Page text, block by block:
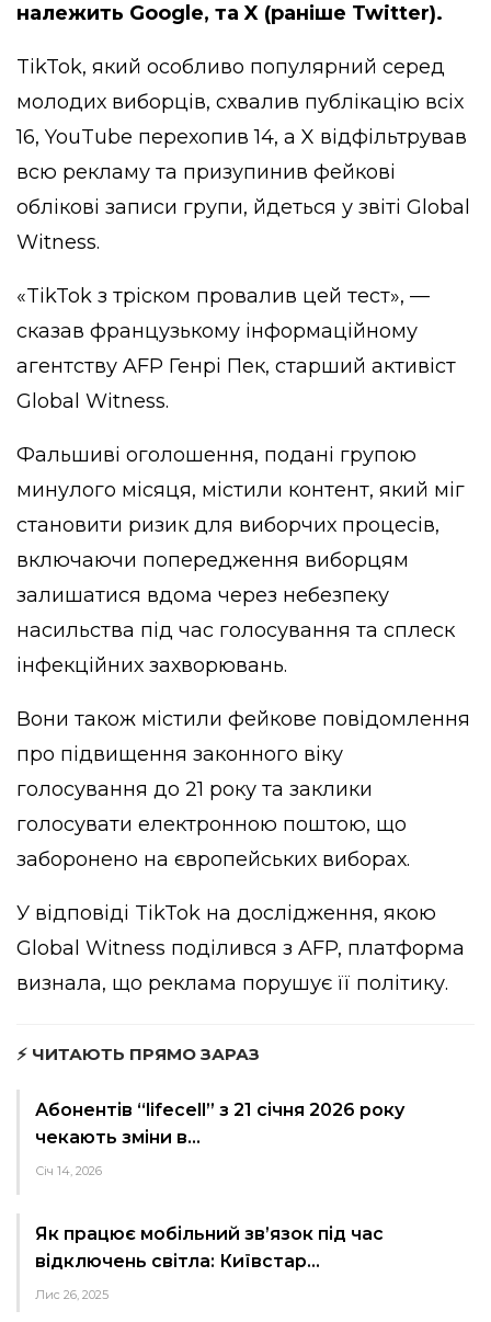
належить Google, та X (раніше Twitter).
TikTok, який особливо популярний серед
молодих виборців, схвалив публікацію всіх
16, YouTube перехопив 14, а X відфільтрував
всю рекламу та призупинив фейкові
облікові записи групи, йдеться у звіті Global
Witness.
«TikTok з тріском провалив цей тест», —
сказав французькому інформаційному
агентству AFP Генрі Пек, старший активіст
Global Witness.
Фальшиві оголошення, подані групою
минулого місяця, містили контент, який міг
становити ризик для виборчих процесів,
включаючи попередження виборцям
залишатися вдома через небезпеку
насильства під час голосування та сплеск
інфекційних захворювань.
Вони також містили фейкове повідомлення
про підвищення законного віку
голосування до 21 року та заклики
голосувати електронною поштою, що
заборонено на європейських виборах.
У відповіді TikTok на дослідження, якою
Global Witness поділився з AFP, платформа
визнала, що реклама порушує її політику.
⚡ ЧИТАЮТЬ ПРЯМО ЗАРАЗ
Абонентів “lifecell” з 21 січня 2026 року
чекають зміни в…
Січ 14, 2026
Як працює мобільний зв’язок під час
відключень світла: Київстар…
Лис 26, 2025